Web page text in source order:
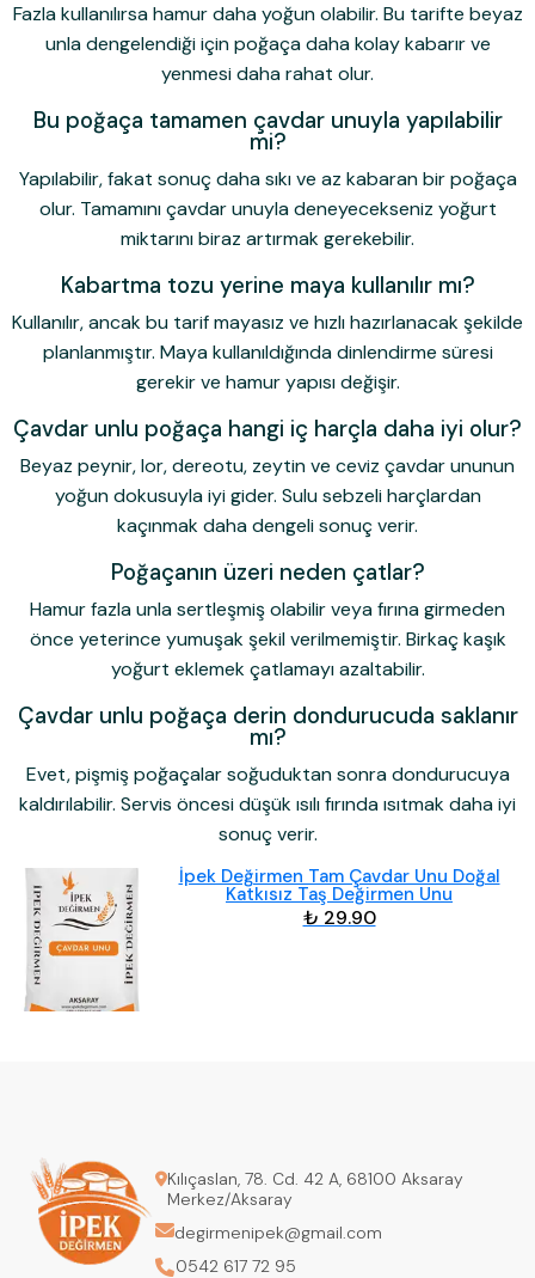
Fazla kullanılırsa hamur daha yoğun olabilir. Bu tarifte beyaz
unla dengelendiği için poğaça daha kolay kabarır ve
yenmesi daha rahat olur.
Bu poğaça tamamen çavdar unuyla yapılabilir
mi?
Yapılabilir, fakat sonuç daha sıkı ve az kabaran bir poğaça
olur. Tamamını çavdar unuyla deneyecekseniz yoğurt
miktarını biraz artırmak gerekebilir.
Kabartma tozu yerine maya kullanılır mı?
Kullanılır, ancak bu tarif mayasız ve hızlı hazırlanacak şekilde
planlanmıştır. Maya kullanıldığında dinlendirme süresi
gerekir ve hamur yapısı değişir.
Çavdar unlu poğaça hangi iç harçla daha iyi olur?
Beyaz peynir, lor, dereotu, zeytin ve ceviz çavdar ununun
yoğun dokusuyla iyi gider. Sulu sebzeli harçlardan
kaçınmak daha dengeli sonuç verir.
Poğaçanın üzeri neden çatlar?
Hamur fazla unla sertleşmiş olabilir veya fırına girmeden
önce yeterince yumuşak şekil verilmemiştir. Birkaç kaşık
yoğurt eklemek çatlamayı azaltabilir.
Çavdar unlu poğaça derin dondurucuda saklanır
mı?
Evet, pişmiş poğaçalar soğuduktan sonra dondurucuya
kaldırılabilir. Servis öncesi düşük ısılı fırında ısıtmak daha iyi
sonuç verir.
İpek Değirmen Tam Çavdar Unu Doğal
Katkısız Taş Değirmen Unu
₺ 29.90
Kılıçaslan, 78. Cd. 42 A, 68100 Aksaray
Merkez/Aksaray
degirmenipek@gmail.com
0542 617 72 95